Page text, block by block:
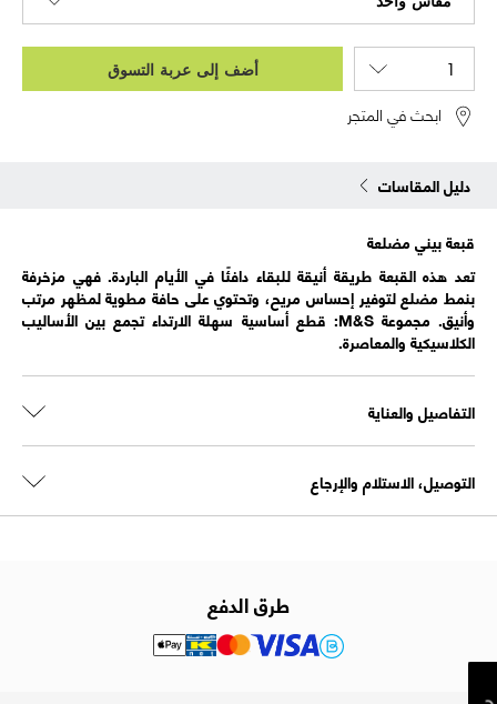
أضف إلى عربة التسوق
ابحث في المتجر
دليل المقاسات
قبعة بيني مضلعة
تعد هذه القبعة طريقة أنيقة للبقاء دافئًا في الأيام الباردة. فهي مزخرفة
بنمط مضلع لتوفير إحساس مريح، وتحتوي على حافة مطوية لمظهر مرتب
وأنيق. مجموعة M&S: قطع أساسية سهلة الارتداء تجمع بين الأساليب
الكلاسيكية والمعاصرة.
التفاصيل والعناية
التوصيل، الاستلام والإرجاع
طرق الدفع